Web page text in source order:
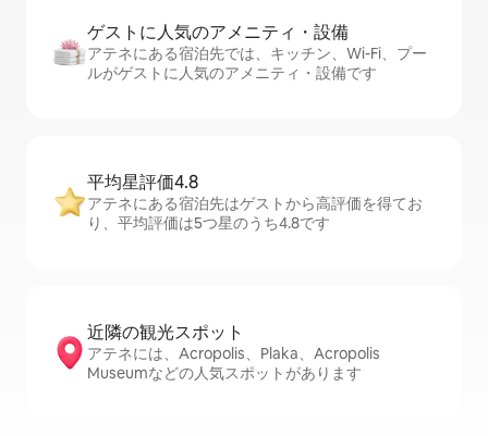
ゲストに人⁠気⁠のア⁠メ⁠ニ⁠テ⁠ィ・設⁠備
アテネにある宿泊先では、キッチン、Wi-Fi、プー
ルがゲストに人気のアメニティ・設備です
平均星評価4.8
アテネにある宿泊先はゲストから高評価を得てお
り、平均評価は5つ星のうち4.8です
近隣の観光ス⁠ポ⁠ッ⁠ト
アテネには、Acropolis、Plaka、Acropolis
Museumなどの人気スポットがあります